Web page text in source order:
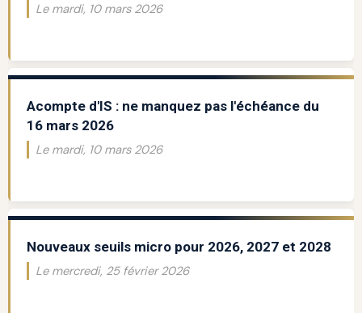
Le mardi, 10 mars 2026
Acompte d'IS : ne manquez pas l'échéance du
16 mars 2026
Le mardi, 10 mars 2026
Nouveaux seuils micro pour 2026, 2027 et 2028
Le mercredi, 25 février 2026